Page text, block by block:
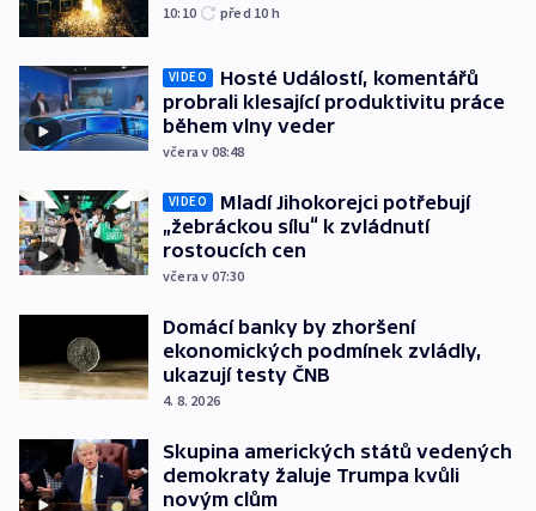
10:10 před 10 h
VIDEO
Hosté Událostí, komentářů
probrali klesající produktivitu práce
během vlny veder
včera v 08:48
VIDEO
Mladí Jihokorejci potřebují
„žebráckou sílu“ k zvládnutí
rostoucích cen
včera v 07:30
Domácí banky by zhoršení
ekonomických podmínek zvládly,
ukazují testy ČNB
4. 8. 2026
Skupina amerických států vedených
demokraty žaluje Trumpa kvůli
novým clům